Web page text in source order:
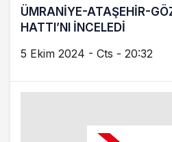
ÜMRANİYE-ATAŞEHİR-
HATTI’NI İNCELEDİ
5 Ekim 2024 - Cts - 20:32